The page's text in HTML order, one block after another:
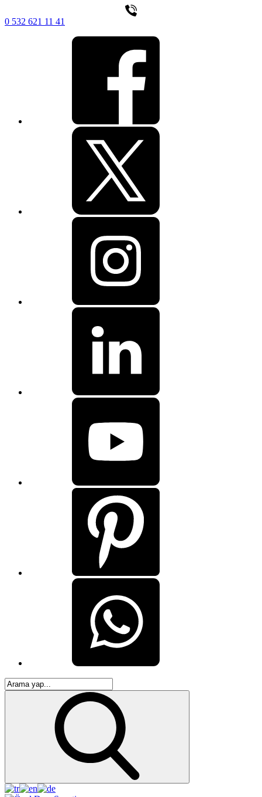
0 532 621 11 41